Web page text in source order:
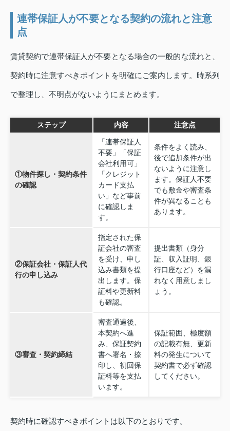
連帯保証人が不要となる契約の流れと注意
点
賃貸契約で連帯保証人が不要となる場合の一般的な流れと、
契約時に注意すべきポイントを明確にご案内します。時系列
で整理し、不明点がないようにまとめます。
ステップ 内容 注意点
①物件探し・契約条件
の確認
「連帯保証人
不要」「保証
会社利用可」
「クレジット
カード支払
い」など事前
に確認しま
す。
条件をよく読み、
後で追加条件が出
ないように注意し
ます。保証人不要
でも敷金や審査条
件が異なることも
あります。
②保証会社・保証人代
行の申し込み
指定された保
証会社の審査
を受け、申し
込み書類を提
出します。保
証料や更新料
も確認。
提出書類（身分
証、収入証明、銀
行口座など）を漏
れなく用意しまし
ょう。
③審査・契約締結
審査通過後、
本契約へ進
み、保証契約
書へ署名・捺
印し、初回保
証料等を支払
います。
保証範囲、極度額
の記載有無、更新
料の発生について
契約書で必ず確認
してください。
契約時に確認すべきポイントは以下のとおりです。